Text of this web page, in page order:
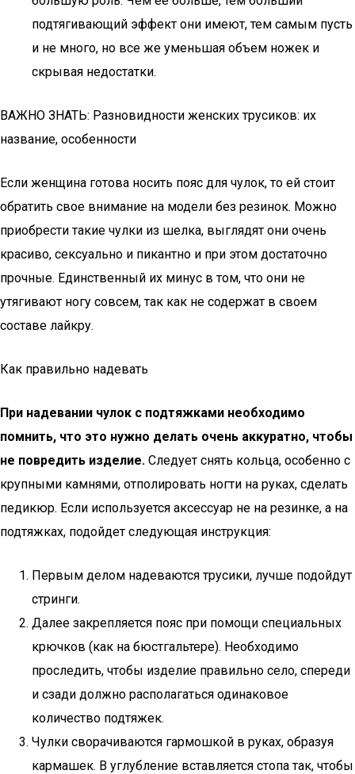
подтягивающий эффект они имеют, тем самым пусть
и не много, но все же уменьшая объем ножек и
скрывая недостатки.
ВАЖНО ЗНАТЬ: Разновидности женских трусиков: их
название, особенности
Если женщина готова носить пояс для чулок, то ей стоит
обратить свое внимание на модели без резинок. Можно
приобрести такие чулки из шелка, выглядят они очень
красиво, сексуально и пикантно и при этом достаточно
прочные. Единственный их минус в том, что они не
утягивают ногу совсем, так как не содержат в своем
составе лайкру.
Как правильно надевать
При надевании чулок с подтяжками необходимо
помнить, что это нужно делать очень аккуратно, чтобы
не повредить изделие. Следует снять кольца, особенно с
крупными камнями, отполировать ногти на руках, сделать
педикюр. Если используется аксессуар не на резинке, а на
подтяжках, подойдет следующая инструкция:
Первым делом надеваются трусики, лучше подойдут
стринги.
Далее закрепляется пояс при помощи специальных
крючков (как на бюстгальтере). Необходимо
проследить, чтобы изделие правильно село, спереди
и сзади должно располагаться одинаковое
количество подтяжек.
Чулки сворачиваются гармошкой в руках, образуя
кармашек. В углубление вставляется стопа так, чтобы